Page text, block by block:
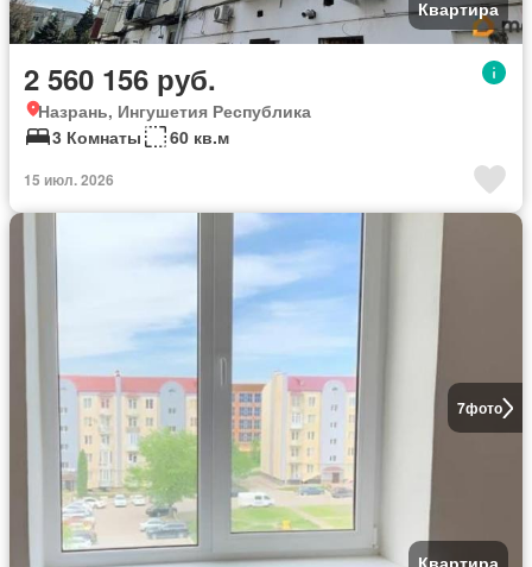
Квартира
2 560 156 руб.
Назрань, Ингушетия Республика
3 Комнаты
60 кв.м
15 июл. 2026
7фото
Квартира